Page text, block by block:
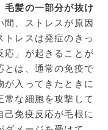
毛髪の一部分が抜け
間、ストレスが原因
トレスは発症のきっ
応」が起きることが
とは、通常の免疫で
が入ってきたときに
な細胞を攻撃して
己免疫反応が毛根に